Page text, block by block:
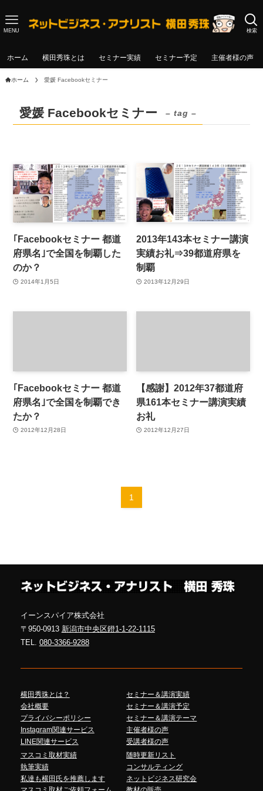
検索
MENU
ホーム 横田秀珠とは セミナー実績 セミナー予定 主催者様の声
ホーム 愛媛 Facebookセミナー
愛媛 Facebookセミナー – tag –
｢Facebookセミナー 都道
府県名｣で全国を制覇した
のか？
2014年1月5日
2013年143本セミナー講演
実績お礼⇒39都道府県を
制覇
2013年12月29日
｢Facebookセミナー 都道
府県名｣で全国を制覇でき
たか？
2012年12月28日
【感謝】2012年37都道府
県161本セミナー講演実績
お礼
2012年12月27日
1
イーンスパイア株式会社
〒950-0913 新潟市中央区鐙1-1-22-1115
TEL. 080-3366-9288
横田秀珠とは？
会社概要
プライバシーポリシー
Instagram関連サービス
LINE関連サービス
セミナー＆講演実績
セミナー＆講演予定
セミナー＆講演テーマ
主催者様の声
受講者様の声
マスコミ取材実績
執筆実績
私達も横田氏を推薦します
随時更新リスト
コンサルティング
ネットビジネス研究会